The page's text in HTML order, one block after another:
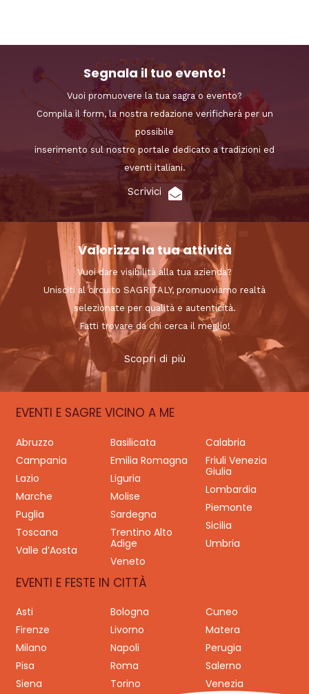
Segnala il tuo evento!
Vuoi promuovere la tua sagra o evento?
Compila il form, la nostra redazione verificherà per un
possibile
inserimento sul nostro portale dedicato a tradizioni ed
eventi italiani.
Scrivici
Valorizza la tua attività
Vuoi dare visibilità alla tua azienda?
Unisciti al circuito SAGRITALY, promuoviamo realtà
selezionate per qualità e autenticità.
Fatti trovare da chi cerca il meglio!
Scopri di più
EVENTI E SAGRE VICINO A ME
Abruzzo Basilicata
Calabria
Campania
Emilia Romagna
Friuli Venezia
Giulia
Lazio
Liguria
Lombardia
Marche
Molise
Piemonte
Puglia
Sardegna
Sicilia
Toscana
Trentino Alto
Adige
Umbria
Valle d’Aosta
Veneto
EVENTI E FESTE IN CITTÀ
Asti Bologna
Cuneo
Firenze
Livorno
Matera
Milano
Napoli
Perugia
Pisa
Roma
Salerno
Siena
Torino Venezia